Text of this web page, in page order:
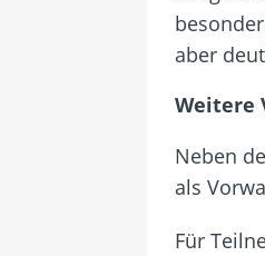
aber
Weitere
Neben
als
Für